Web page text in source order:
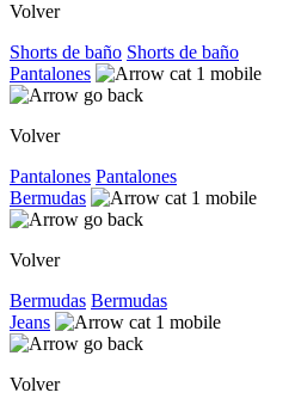
Volver
Shorts de baño Shorts de baño
Pantalones
Volver
Pantalones Pantalones
Bermudas
Volver
Bermudas Bermudas
Jeans
Volver